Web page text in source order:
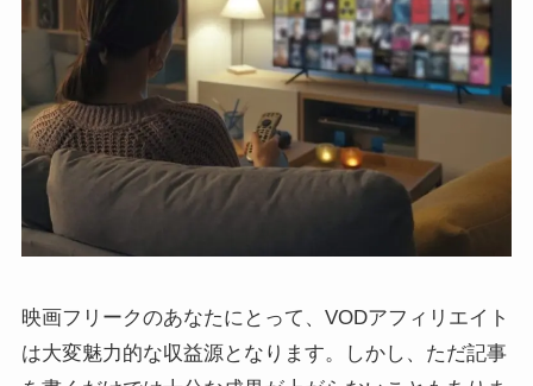
映画フリークのあなたにとって、VODアフィリエイト
は大変魅力的な収益源となります。しかし、ただ記事